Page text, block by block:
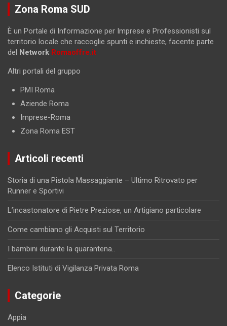
Zona Roma SUD
È un Portale di Informazione per Imprese e Professionisti sul
territorio locale che raccoglie spunti e inchieste, facente parte
del Network Romaoffre.it
Altri portali del gruppo
PMI Roma
Aziende Roma
Imprese-Roma
Zona Roma EST
Articoli recenti
Storia di una Pistola Massaggiante – Ultimo Ritrovato per
Runner e Sportivi
L’incastonatore di Pietre Preziose, un Artigiano particolare
Come cambiano gli Acquisti sul Territorio
I bambini durante la quarantena..
Elenco Istituti di Vigilanza Privata Roma
Categorie
Appia